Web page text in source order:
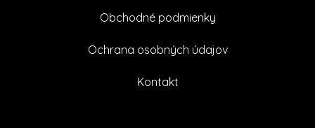
Obchodné podmienky
Ochrana osobných údajov
Kontakt